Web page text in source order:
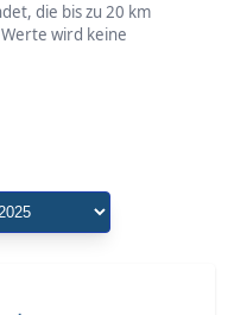
die bis zu 20 km
wird keine